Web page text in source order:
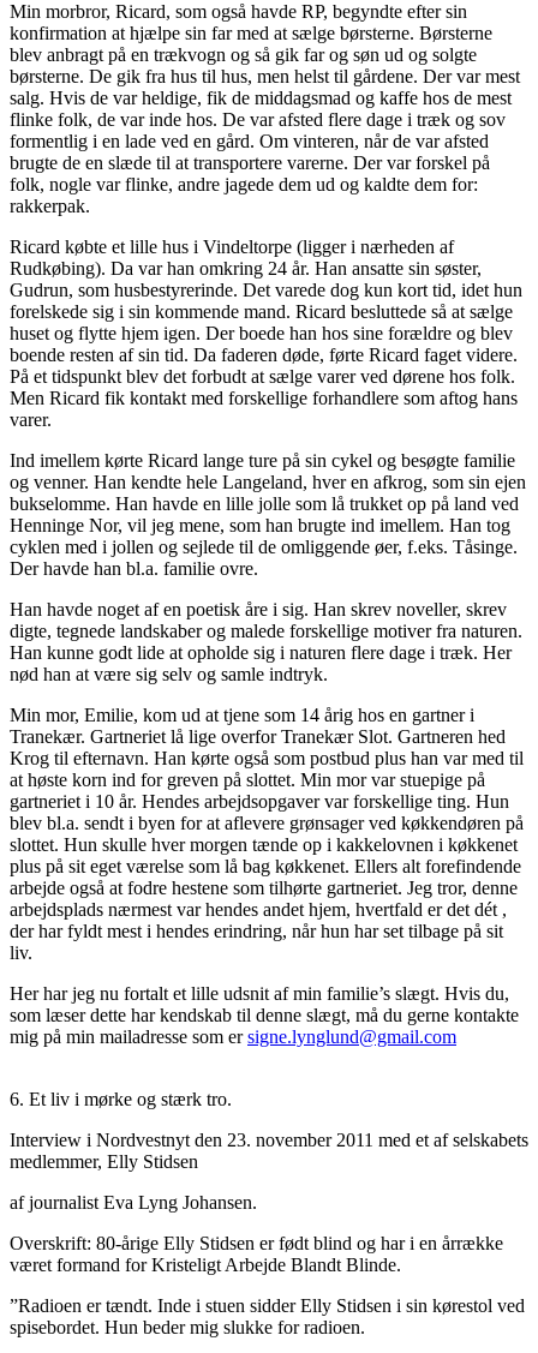
Min morbror, Ricard, som også havde RP, begyndte efter sin
konfirmation at hjælpe sin far med at sælge børsterne. Børsterne
blev anbragt på en trækvogn og så gik far og søn ud og solgte
børsterne. De gik fra hus til hus, men helst til gårdene. Der var mest
salg. Hvis de var heldige, fik de middagsmad og kaffe hos de mest
flinke folk, de var inde hos. De var afsted flere dage i træk og sov
formentlig i en lade ved en gård. Om vinteren, når de var afsted
brugte de en slæde til at transportere varerne. Der var forskel på
folk, nogle var flinke, andre jagede dem ud og kaldte dem for:
rakkerpak.
Ricard købte et lille hus i Vindeltorpe (ligger i nærheden af
Rudkøbing). Da var han omkring 24 år. Han ansatte sin søster,
Gudrun, som husbestyrerinde. Det varede dog kun kort tid, idet hun
forelskede sig i sin kommende mand. Ricard besluttede så at sælge
huset og flytte hjem igen. Der boede han hos sine forældre og blev
boende resten af sin tid. Da faderen døde, førte Ricard faget videre.
På et tidspunkt blev det forbudt at sælge varer ved dørene hos folk.
Men Ricard fik kontakt med forskellige forhandlere som aftog hans
varer.
Ind imellem kørte Ricard lange ture på sin cykel og besøgte familie
og venner. Han kendte hele Langeland, hver en afkrog, som sin ejen
bukselomme. Han havde en lille jolle som lå trukket op på land ved
Henninge Nor, vil jeg mene, som han brugte ind imellem. Han tog
cyklen med i jollen og sejlede til de omliggende øer, f.eks. Tåsinge.
Der havde han bl.a. familie ovre.
Han havde noget af en poetisk åre i sig. Han skrev noveller, skrev
digte, tegnede landskaber og malede forskellige motiver fra naturen.
Han kunne godt lide at opholde sig i naturen flere dage i træk. Her
nød han at være sig selv og samle indtryk.
Min mor, Emilie, kom ud at tjene som 14 årig hos en gartner i
Tranekær. Gartneriet lå lige overfor Tranekær Slot. Gartneren hed
Krog til efternavn. Han kørte også som postbud plus han var med til
at høste korn ind for greven på slottet. Min mor var stuepige på
gartneriet i 10 år. Hendes arbejdsopgaver var forskellige ting. Hun
blev bl.a. sendt i byen for at aflevere grønsager ved køkkendøren på
slottet. Hun skulle hver morgen tænde op i kakkelovnen i køkkenet
plus på sit eget værelse som lå bag køkkenet. Ellers alt forefindende
arbejde også at fodre hestene som tilhørte gartneriet. Jeg tror, denne
arbejdsplads nærmest var hendes andet hjem, hvertfald er det dét ,
der har fyldt mest i hendes erindring, når hun har set tilbage på sit
liv.
Her har jeg nu fortalt et lille udsnit af min familie’s slægt. Hvis du,
som læser dette har kendskab til denne slægt, må du gerne kontakte
mig på min mailadresse som ersigne.lynglund@gmail.com
6. Et liv i mørke og stærk tro.
Interview i Nordvestnyt den 23. november 2011 med et af selskabets
medlemmer, Elly Stidsen
af journalist Eva Lyng Johansen.
Overskrift: 80-årige Elly Stidsen er født blind og har i en årrække
været formand for Kristeligt Arbejde Blandt Blinde.
”Radioen er tændt. Inde i stuen sidder Elly Stidsen i sin kørestol ved
spisebordet. Hun beder mig slukke for radioen.